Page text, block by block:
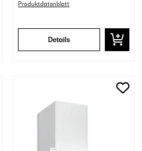
Produktdatenblatt
Details